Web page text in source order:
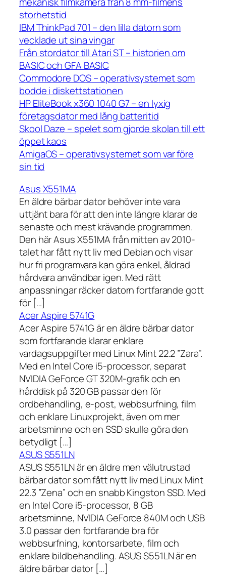
storhetstid
IBM ThinkPad 701 – den lilla datorn som
vecklade ut sina vingar
Från stordator till Atari ST – historien om
BASIC och GFA BASIC
Commodore DOS – operativsystemet som
bodde i diskettstationen
HP EliteBook x360 1040 G7 – en lyxig
företagsdator med lång batteritid
Skool Daze – spelet som gjorde skolan till ett
öppet kaos
AmigaOS – operativsystemet som var före
sin tid
Asus X551MA
En äldre bärbar dator behöver inte vara
uttjänt bara för att den inte längre klarar de
senaste och mest krävande programmen.
Den här Asus X551MA från mitten av 2010-
talet har fått nytt liv med Debian och visar
hur fri programvara kan göra enkel, åldrad
hårdvara användbar igen. Med rätt
anpassningar räcker datorn fortfarande gott
för […]
Acer Aspire 5741G
Acer Aspire 5741G är en äldre bärbar dator
som fortfarande klarar enklare
vardagsuppgifter med Linux Mint 22.2 ”Zara”.
Med en Intel Core i5-processor, separat
NVIDIA GeForce GT 320M-grafik och en
hårddisk på 320 GB passar den för
ordbehandling, e-post, webbsurfning, film
och enklare Linuxprojekt, även om mer
arbetsminne och en SSD skulle göra den
betydligt […]
ASUS S551LN
ASUS S551LN är en äldre men välutrustad
bärbar dator som fått nytt liv med Linux Mint
22.3 ”Zena” och en snabb Kingston SSD. Med
en Intel Core i5-processor, 8 GB
arbetsminne, NVIDIA GeForce 840M och USB
3.0 passar den fortfarande bra för
webbsurfning, kontorsarbete, film och
enklare bildbehandling. ASUS S551LN är en
äldre bärbar dator […]